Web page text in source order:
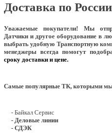
Доставка по
Уважаемые покупатели! Мы
Датчики и другое оборудование в
выбрать удобную Транспортную
менеджеры всегда помогут
сроку доставки и цене.
Самые популярные ТК, которыми
- Байкал Сервис
- Деловые линии
- СДЭК